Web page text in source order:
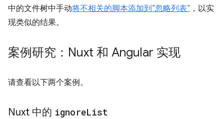
中的文件树中手动将不相关的脚本添加到“忽略列表” ，以实
现类似的结果。
案例研究：Nuxt 和 Angular 实现
请查看以下两个案例。
Nuxt 中的 ignoreList